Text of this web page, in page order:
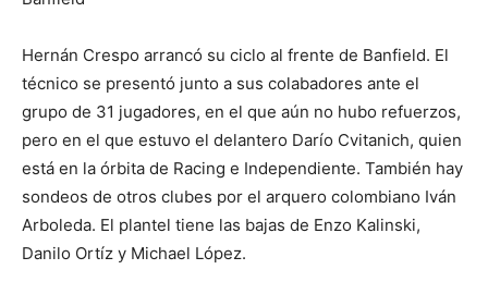
Hernán Crespo arrancó su ciclo al frente de Banfield. El
técnico se presentó junto a sus colabadores ante el
grupo de 31 jugadores, en el que aún no hubo refuerzos,
pero en el que estuvo el delantero Darío Cvitanich, quien
está en la órbita de Racing e Independiente. También hay
sondeos de otros clubes por el arquero colombiano Iván
Arboleda. El plantel tiene las bajas de Enzo Kalinski,
Danilo Ortíz y Michael López.